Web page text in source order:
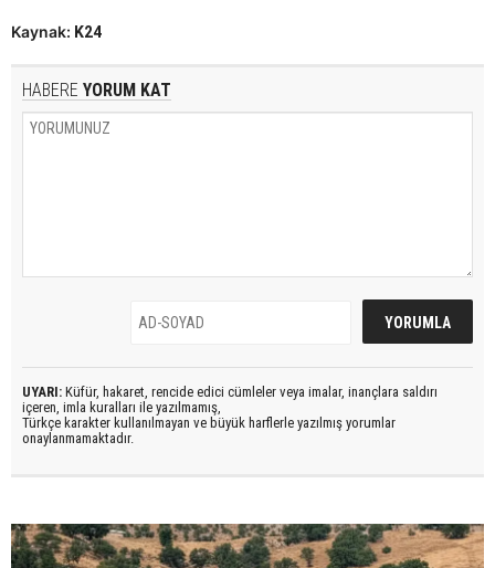
Kaynak: K24
HABERE YORUM KAT
UYARI: Küfür, hakaret, rencide edici cümleler veya imalar, inançlara saldırı
içeren, imla kuralları ile yazılmamış,
Türkçe karakter kullanılmayan ve büyük harflerle yazılmış yorumlar
onaylanmamaktadır.